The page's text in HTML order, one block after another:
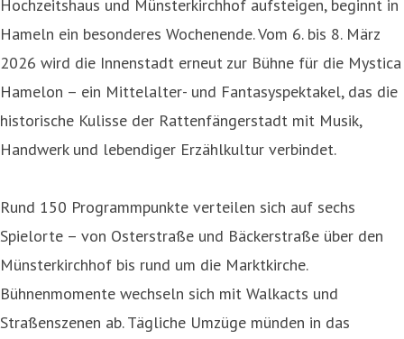
Hochzeitshaus und Münsterkirchhof aufsteigen, beginnt in
Hameln ein besonderes Wochenende. Vom 6. bis 8. März
2026 wird die Innenstadt erneut zur Bühne für die Mystica
Hamelon – ein Mittelalter- und Fantasyspektakel, das die
historische Kulisse der Rattenfängerstadt mit Musik,
Handwerk und lebendiger Erzählkultur verbindet.
Rund 150 Programmpunkte verteilen sich auf sechs
Spielorte – von Osterstraße und Bäckerstraße über den
Münsterkirchhof bis rund um die Marktkirche.
Bühnenmomente wechseln sich mit Walkacts und
Straßenszenen ab. Tägliche Umzüge münden in das